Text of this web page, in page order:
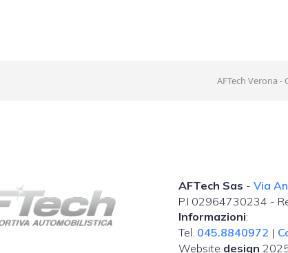
AFTech Verona -
AFTech Sas -Via
P.I 02964730234 -
Informazioni:
Tel. 045.8840972 |
Website design